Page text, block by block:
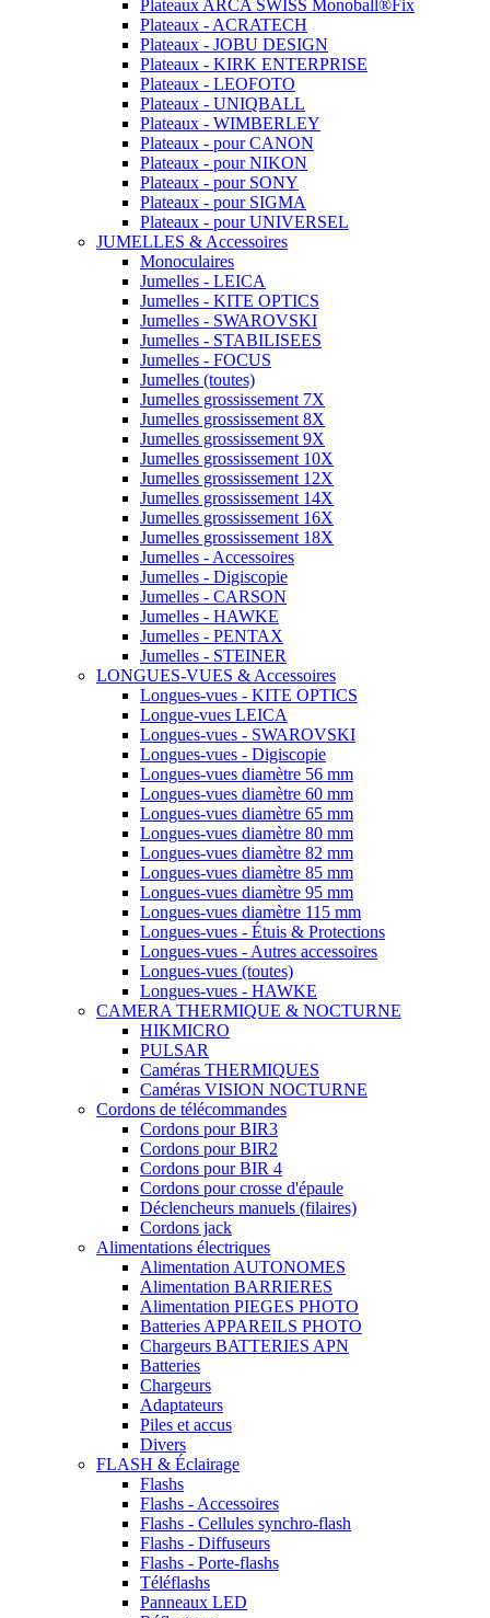
Plateaux ARCA SWISS Monoball®Fix
Plateaux - ACRATECH
Plateaux - JOBU DESIGN
Plateaux - KIRK ENTERPRISE
Plateaux - LEOFOTO
Plateaux - UNIQBALL
Plateaux - WIMBERLEY
Plateaux - pour CANON
Plateaux - pour NIKON
Plateaux - pour SONY
Plateaux - pour SIGMA
Plateaux - pour UNIVERSEL
JUMELLES & Accessoires
Monoculaires
Jumelles - LEICA
Jumelles - KITE OPTICS
Jumelles - SWAROVSKI
Jumelles - STABILISEES
Jumelles - FOCUS
Jumelles (toutes)
Jumelles grossissement 7X
Jumelles grossissement 8X
Jumelles grossissement 9X
Jumelles grossissement 10X
Jumelles grossissement 12X
Jumelles grossissement 14X
Jumelles grossissement 16X
Jumelles grossissement 18X
Jumelles - Accessoires
Jumelles - Digiscopie
Jumelles - CARSON
Jumelles - HAWKE
Jumelles - PENTAX
Jumelles - STEINER
LONGUES-VUES & Accessoires
Longues-vues - KITE OPTICS
Longue-vues LEICA
Longues-vues - SWAROVSKI
Longues-vues - Digiscopie
Longues-vues diamètre 56 mm
Longues-vues diamètre 60 mm
Longues-vues diamètre 65 mm
Longues-vues diamètre 80 mm
Longues-vues diamètre 82 mm
Longues-vues diamètre 85 mm
Longues-vues diamètre 95 mm
Longues-vues diamètre 115 mm
Longues-vues - Étuis & Protections
Longues-vues - Autres accessoires
Longues-vues (toutes)
Longues-vues - HAWKE
CAMERA THERMIQUE & NOCTURNE
HIKMICRO
PULSAR
Caméras THERMIQUES
Caméras VISION NOCTURNE
Cordons de télécommandes
Cordons pour BIR3
Cordons pour BIR2
Cordons pour BIR 4
Cordons pour crosse d'épaule
Déclencheurs manuels (filaires)
Cordons jack
Alimentations électriques
Alimentation AUTONOMES
Alimentation BARRIERES
Alimentation PIEGES PHOTO
Batteries APPAREILS PHOTO
Chargeurs BATTERIES APN
Batteries
Chargeurs
Adaptateurs
Piles et accus
Divers
FLASH & Éclairage
Flashs
Flashs - Accessoires
Flashs - Cellules synchro-flash
Flashs - Diffuseurs
Flashs - Porte-flashs
Téléflashs
Panneaux LED